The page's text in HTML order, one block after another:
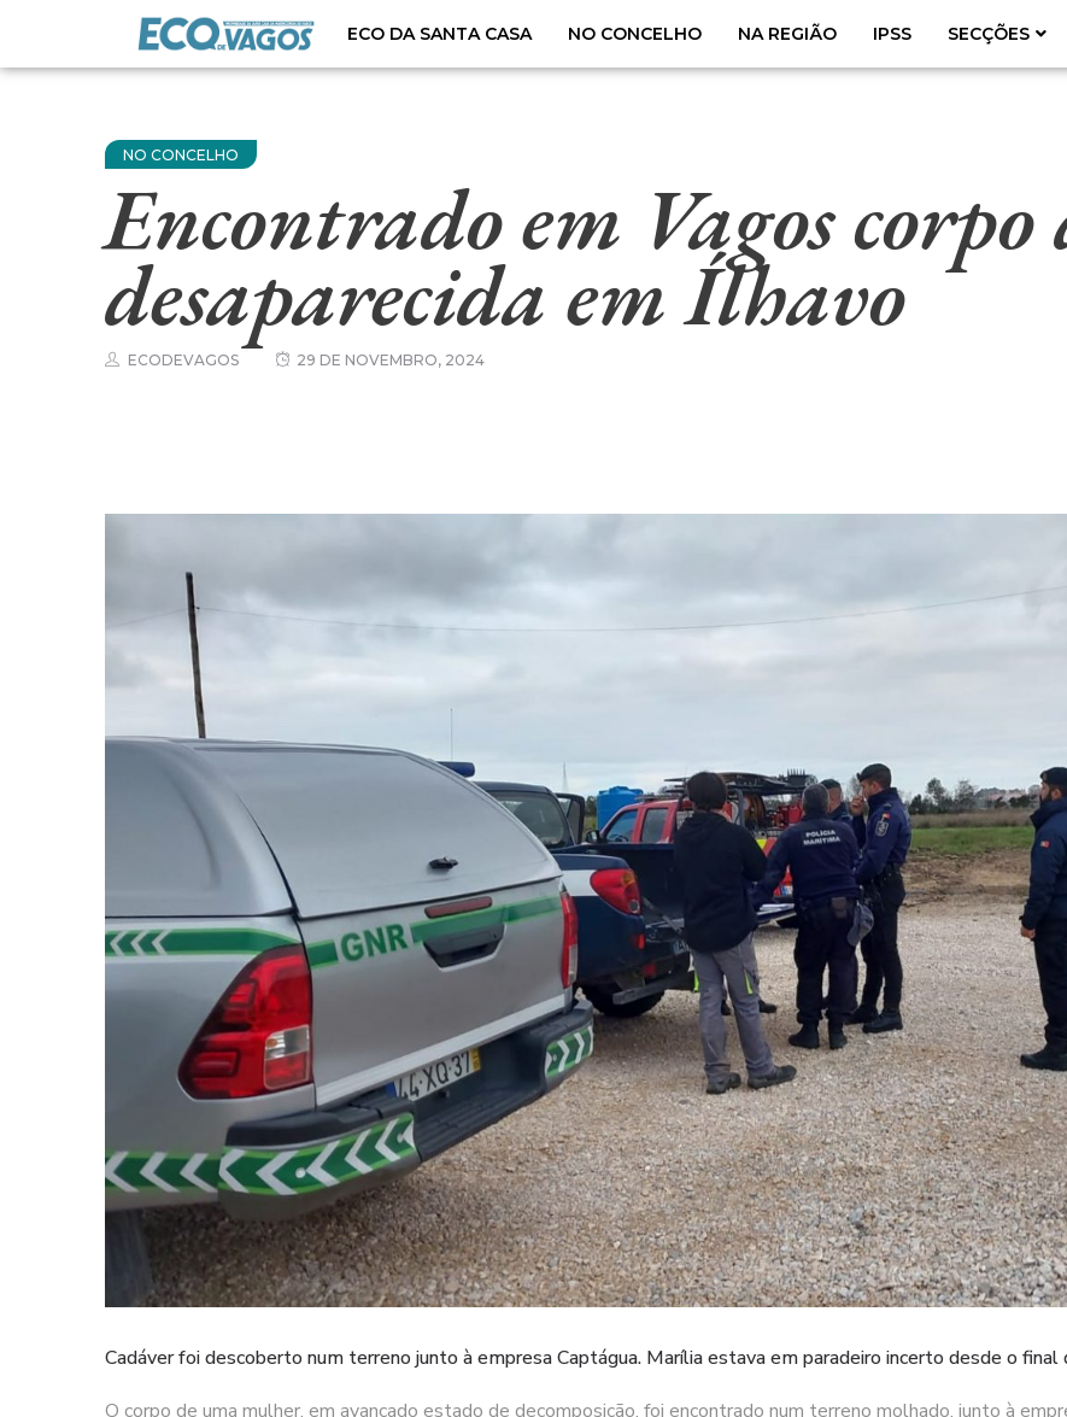
ECO DA SANTA CASA NO CONCELHO NA REGIÃO IPSS SECÇÕES
NO CONCELHO
Encontrado em Vagos corpo
desaparecida em Ílhavo
ECODEVAGOS 29 DE NOVEMBRO, 2024
Cadáver foi descoberto num terreno junto à empresa Captágua. Marília estava em paradeiro incerto desde o final
O corpo de uma mulher, em avançado estado de decomposição, foi encontrado num terreno molhado, junto à